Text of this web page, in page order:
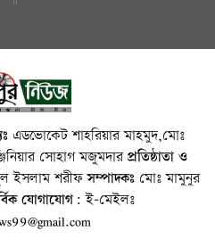
এডভোকেট শাহরিয়ার মাহমুদ,মোঃ
সোহাগ মজুমদারপ্রতিষ্ঠাতা ও
ইসলাম শরীফসম্পাদকঃ মোঃ মামুনুর
যোগাযোগ: ই-মেইলঃ